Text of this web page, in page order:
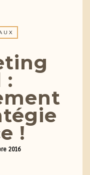
:
!
2016